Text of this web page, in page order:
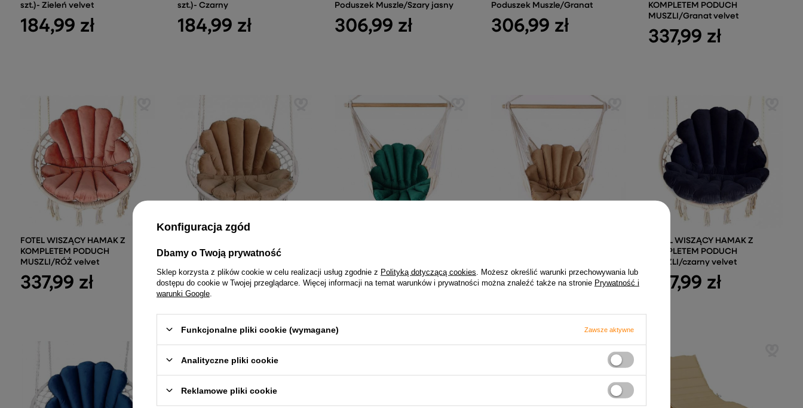
szt.)- Zieleń velvet
184,99 zł
szt.)- Czarny
184,99 zł
Poduszek Muszle/Szary jasny
306,99 zł
Poduszek Muszle/Granat
306,99 zł
KOMPLETEM PODUCH
MUSZLI/Granat velvet
337,99 zł
FOTEL WISZĄCY HAMAK Z
KOMPLETEM PODUCH
MUSZLI/RÓŻ velvet
337,99 zł
szt.)- Brąz velvet
184,99 zł 306,99 zł 306,99 zł
FOTEL WISZĄCY HAMAK Z
KOMPLETEM PODUCH
MUSZLI/czarny velvet
337,99 zł
Konfiguracja zgód
Dbamy o Twoją prywatność
Sklep korzysta z plików cookie w celu realizacji usług zgodnie z Polityką dotyczącą cookies . Możesz określić warunki przechowywania lub
dostępu do cookie w Twojej przeglądarce. Więcej informacji na temat warunków i prywatności można znaleźć także na stronie Prywatność i
warunki Google
Funkcjonalne pliki cookie (wymagane) Zawsze aktywne
Analityczne pliki cookie
Reklamowe pliki cookie